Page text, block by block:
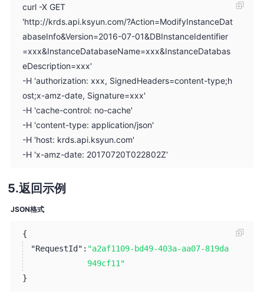
curl -X GET
'http://krds.api.ksyun.com/?Action=ModifyInstanceDat
abaseInfo&Version=2016-07-01&DBInstanceIdentifier
=xxx&InstanceDatabaseName=xxx&InstanceDatabas
eDescription=xxx'
-H 'authorization: xxx, SignedHeaders=content-type;h
ost;x-amz-date, Signature=xxx'
-H 'cache-control: no-cache'
-H 'content-type: application/json'
-H 'host: krds.api.ksyun.com'
-H 'x-amz-date: 20170720T022802Z'
返回示例
JSON格式
{
"RequestId": "a2af1109-bd49-403a-aa07-819da
949cf11"
}